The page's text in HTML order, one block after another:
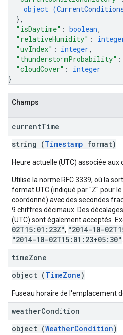
object (
},
"isDaytime" : boolean,
"relativeHumidity" :
"uvIndex" : integer,
"thunderstormProbability" :
"cloudCover" : integer
}
Champs
currentTime
string (Timestamp format)
Heure actuelle (UTC) associée aux
Utilise la norme RFC 3339, où la
format UTC (indiqué par "Z" pour le
coordonné) avec des secondes
9 chiffres décimaux. Des
(UTC) sont également acceptés.
02T15:01:23Z", "2014-10-
"2014-10-02T15:01:23+05:30"
timeZone
object (TimeZone)
Fuseau horaire de l'emplacement
weatherCondition
object (WeatherCondition)